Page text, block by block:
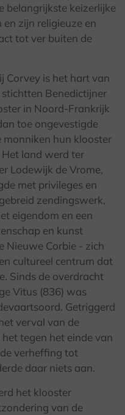
belangrijkste keizerlijke
zijn religieuze en
tot ver buiten de
Corvey is het hart van
Benedictijner
in Noord-Frankrijk
toe ongevestigde
monniken hun klooster
land werd ter
Lodewijk de Vrome,
met privileges en
zendingswerk,
eigendom en een
en kunst
Nieuwe Corbie - zich
cultureel centrum dat
Sinds de overdracht
Vitus (836) was
Getriggerd
verval van de
tegen het einde van
verheffing tot
daar niets aan.
het klooster
van de